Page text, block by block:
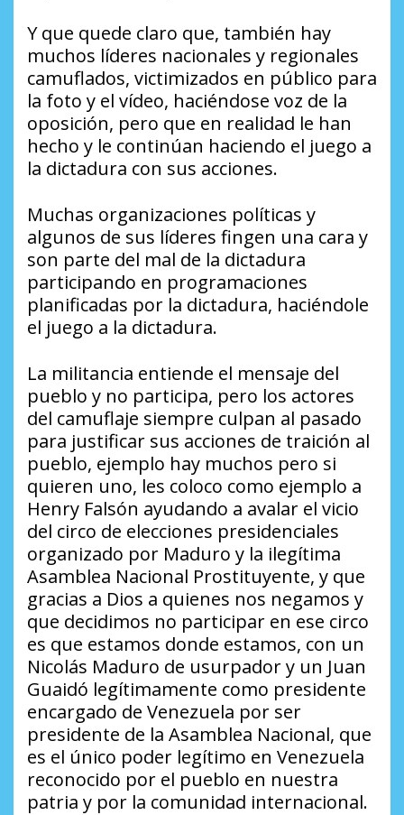
Y que quede claro que, también hay
muchos líderes nacionales y regionales
camuflados, victimizados en público para
la foto y el vídeo, haciéndose voz de la
oposición, pero que en realidad le han
hecho y le continúan haciendo el juego a
la dictadura con sus acciones.
Muchas organizaciones políticas y
algunos de sus líderes fingen una cara y
son parte del mal de la dictadura
participando en programaciones
planificadas por la dictadura, haciéndole
el juego a la dictadura.
La militancia entiende el mensaje del
pueblo y no participa, pero los actores
del camuflaje siempre culpan al pasado
para justificar sus acciones de traición al
pueblo, ejemplo hay muchos pero si
quieren uno, les coloco como ejemplo a
Henry Falsón ayudando a avalar el vicio
del circo de elecciones presidenciales
organizado por Maduro y la ilegítima
Asamblea Nacional Prostituyente, y que
gracias a Dios a quienes nos negamos y
que decidimos no participar en ese circo
es que estamos donde estamos, con un
Nicolás Maduro de usurpador y un Juan
Guaidó legítimamente como presidente
encargado de Venezuela por ser
presidente de la Asamblea Nacional, que
es el único poder legítimo en Venezuela
reconocido por el pueblo en nuestra
patria y por la comunidad internacional.